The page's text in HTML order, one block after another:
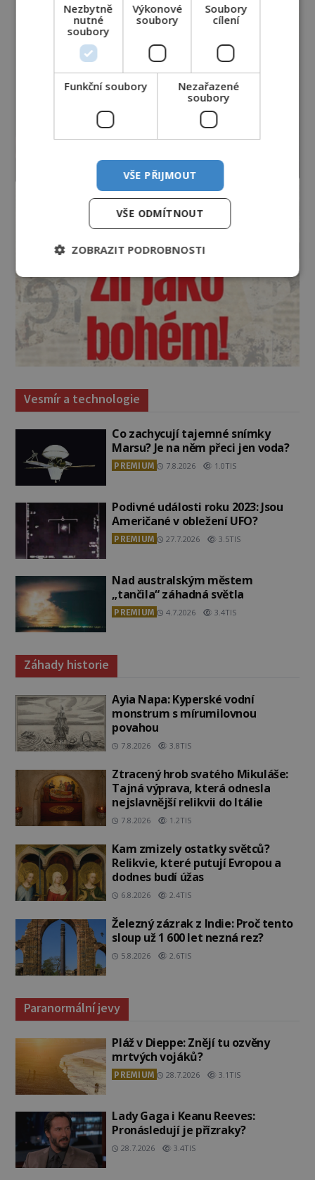
Vesmír a technologie
Co zachycují tajemné snímky
Marsu? Je na něm přeci jen voda?
PREMIUM 7.8.2026 1.0TIS
Podivné události roku 2023: Jsou
Američané v obležení UFO?
PREMIUM 27.7.2026 3.5TIS
Nad australským městem
„tančila“ záhadná světla
PREMIUM 4.7.2026 3.4TIS
Záhady historie
Ayia Napa: Kyperské vodní
monstrum s mírumilovnou
povahou
7.8.2026 3.8TIS
Ztracený hrob svatého Mikuláše:
Tajná výprava, která odnesla
nejslavnější relikvii do Itálie
7.8.2026 1.2TIS
Kam zmizely ostatky světců?
Relikvie, které putují Evropou a
dodnes budí úžas
6.8.2026 2.4TIS
Železný zázrak z Indie: Proč tento
sloup už 1 600 let nezná rez?
5.8.2026 2.6TIS
Paranormální jevy
Pláž v Dieppe: Znějí tu ozvěny
mrtvých vojáků?
PREMIUM 28.7.2026 3.1TIS
Lady Gaga i Keanu Reeves:
Pronásledují je přízraky?
28.7.2026 3.4TIS
Nezbytně
nutné
soubory
Výkonové
soubory
Soubory
cílení
Funkční soubory
Nezařazené
soubory
VŠE PŘIJMOUT
VŠE ODMÍTNOUT
ZOBRAZIT PODROBNOSTI